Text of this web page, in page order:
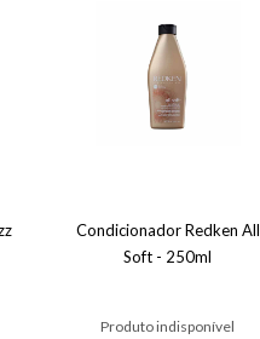
Condicionador Redken All
Soft - 250ml
Produto indisponível